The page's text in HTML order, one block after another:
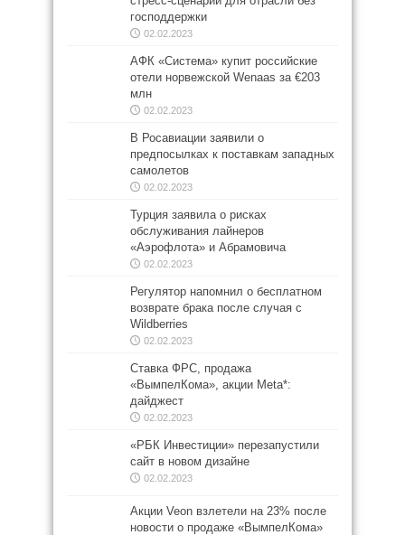
господдержки
02.02.2023
АФК «Система» купит российские
отели норвежской Wenaas за €203
млн
02.02.2023
В Росавиации заявили о
предпосылках к поставкам западных
самолетов
02.02.2023
Турция заявила о рисках
обслуживания лайнеров
«Аэрофлота» и Абрамовича
02.02.2023
Регулятор напомнил о бесплатном
возврате брака после случая с
Wildberries
02.02.2023
Ставка ФРС, продажа
«ВымпелКома», акции Meta*:
дайджест
02.02.2023
«РБК Инвестиции» перезапустили
сайт в новом дизайне
02.02.2023
Акции Veon взлетели на 23% после
новости о продаже «ВымпелКома»